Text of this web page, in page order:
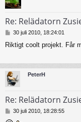
Re: Relädatorn
l
g
g
30 juli 2010, 18:24:01
Riktigt coolt projekt. Får
PeterH
Re: Relädatorn
30 juli 2010, 18:28:55